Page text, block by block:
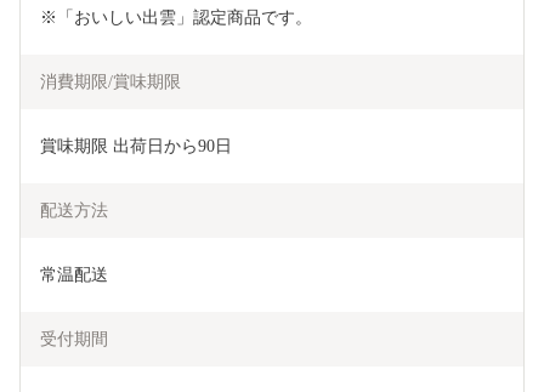
※「おいしい出雲」認定商品です。
消費期限/賞味期限
賞味期限 出荷日から90日
配送方法
常温配送
受付期間